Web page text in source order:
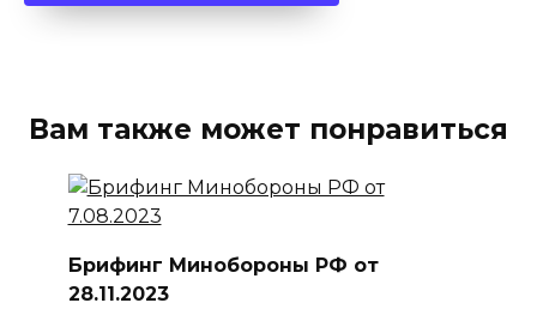
Вам также может понравиться
Брифинг Минобороны РФ от
28.11.2023